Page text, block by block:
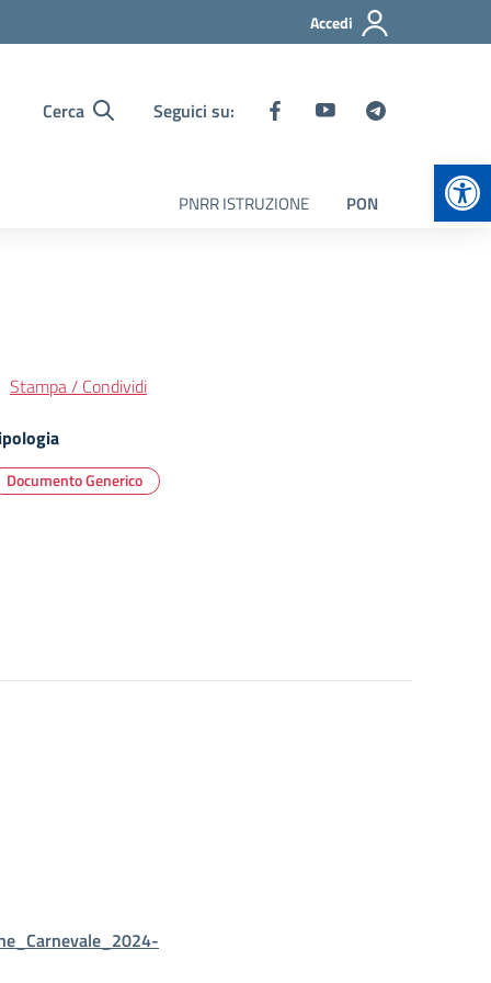
Accedi
Cerca Seguici su:
PNRR ISTRUZIONE PON
Stampa / Condividi
Documento Generico